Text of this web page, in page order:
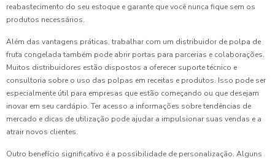
reabastecimento do seu estoque e garante que você nunca fique sem os
produtos necessários.
Além das vantagens práticas, trabalhar com um distribuidor de polpa de
fruta congelada também pode abrir portas para parcerias e colaborações.
Muitos distribuidores estão dispostos a oferecer suporte técnico e
consultoria sobre o uso das polpas em receitas e produtos. Isso pode ser
especialmente útil para empresas que estão começando ou que desejam
inovar em seu cardápio. Ter acesso a informações sobre tendências de
mercado e dicas de utilização pode ajudar a impulsionar suas vendas e a
atrair novos clientes.
Outro benefício significativo é a possibilidade de personalização. Alguns